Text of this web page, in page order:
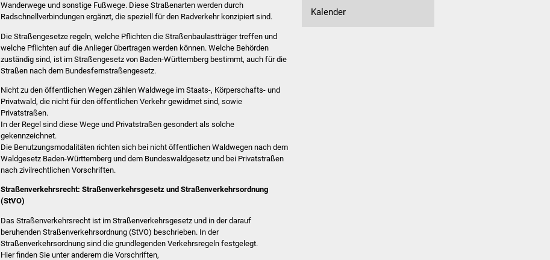
Wanderwege und sonstige Fußwege. Diese Straßenarten werden durch
Radschnellverbindungen ergänzt, die speziell für den Radverkehr konzipiert sind.
Die Straßengesetze regeln, welche Pflichten die Straßenbaulastträger treffen und
welche Pflichten auf die Anlieger übertragen werden können. Welche Behörden
zuständig sind, ist im Straßengesetz von Baden-Württemberg bestimmt, auch für die
Straßen nach dem Bundesfernstraßengesetz.
Nicht zu den öffentlichen Wegen zählen Waldwege im Staats-, Körperschafts- und
Privatwald, die nicht für den öffentlichen Verkehr gewidmet sind, sowie
Privatstraßen.
In der Regel sind diese Wege und Privatstraßen gesondert als solche
gekennzeichnet.
Die Benutzungsmodalitäten richten sich bei nicht öffentlichen Waldwegen nach dem
Waldgesetz Baden-Württemberg und dem Bundeswaldgesetz und bei Privatstraßen
nach zivilrechtlichen Vorschriften.
Straßenverkehrsrecht: Straßenverkehrsgesetz und Straßenverkehrsordnung
(StVO)
Das Straßenverkehrsrecht ist im Straßenverkehrsgesetz und in der darauf
beruhenden Straßenverkehrsordnung (StVO) beschrieben. In der
Straßenverkehrsordnung sind die grundlegenden Verkehrsregeln festgelegt.
Hier finden Sie unter anderem die Vorschriften,
Kalender